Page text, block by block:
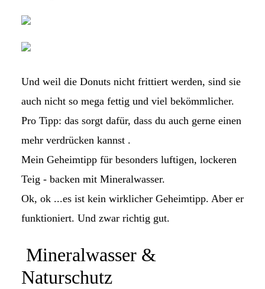
Und weil die Donuts nicht frittiert werden, sind sie
auch nicht so mega fettig und viel bekömmlicher.
Pro Tipp: das sorgt dafür, dass du auch gerne einen
mehr verdrücken kannst .
Mein Geheimtipp für besonders luftigen, lockeren
Teig - backen mit Mineralwasser.
Ok, ok ...es ist kein wirklicher Geheimtipp. Aber er
funktioniert. Und zwar richtig gut.
Mineralwasser &
Naturschutz